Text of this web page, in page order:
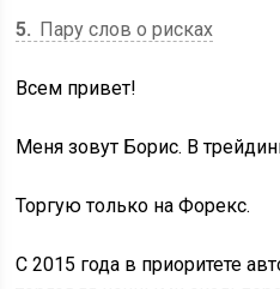
5
Пару слов о рисках
Всем привет!
Меня зовут Борис. В
Торгую только на Форекс.
С 2015 года в приоритете